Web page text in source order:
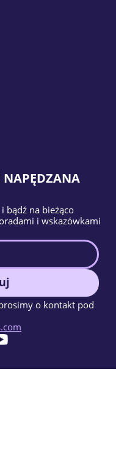
NAPĘDZANA
bądź na bieżąco
i wskazówkami
o kontakt pod